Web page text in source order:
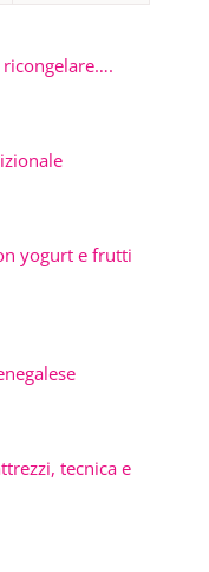
ricongelare….
yogurt e frutti
tecnica e